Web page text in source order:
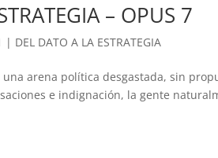
– OPUS 7
| DEL DATO A LA ESTRATEGIA
arena política desgastada, sin
e indignación, la gente